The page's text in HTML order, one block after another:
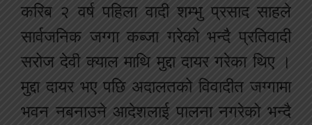
करिब २ वर्ष पहिला वादी शम्भु प्रसाद साहले
सार्वजनिक जग्गा कब्जा गरेको भन्दै प्रतिवादी
सरोज देवी क्याल माथि मुद्दा दायर गरेका थिए ।
मुद्दा दायर भए पछि अदालतको विवादीत जग्गामा
भवन नबनाउने आदेशलाई पालना नगरेको भन्दै